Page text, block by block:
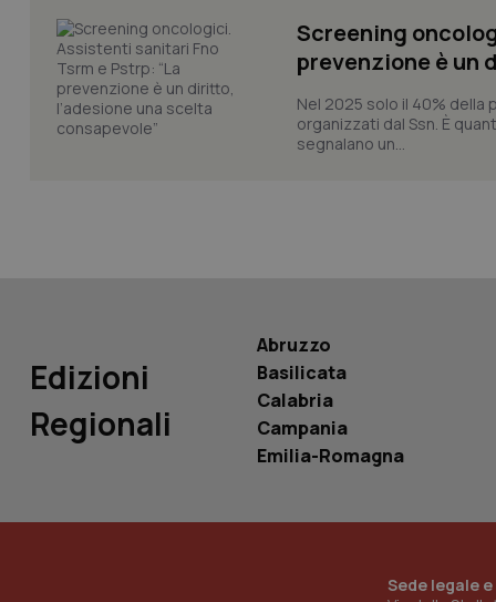
Screening
prevenzione è un
Nel 2025 solo il 40% della
organizzati dal Ssn. È
segnalano un...
Edizioni
Regionali
Abruzzo
Basilicata
Calabria
Campania
Emilia-Romagna
Sede legale
_ga
VISITOR_INFO1_LIVE